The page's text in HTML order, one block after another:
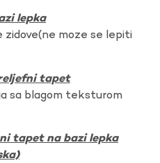
lepka
zidove(ne moze se lepiti
tapet
sa blagom teksturom
tapet na bazi lepka